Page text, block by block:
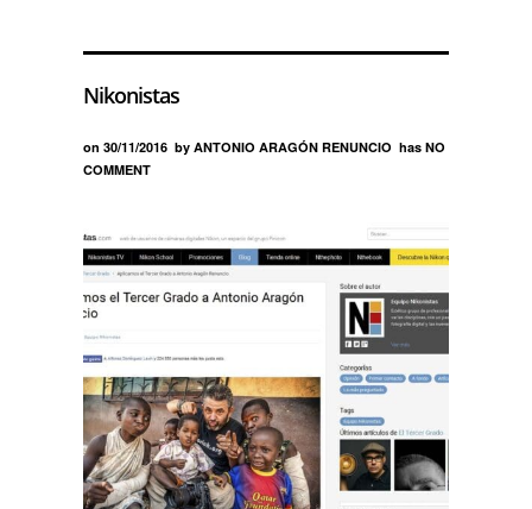
Nikonistas
on 30/11/2016 by ANTONIO ARAGÓN RENUNCIO has NO
COMMENT